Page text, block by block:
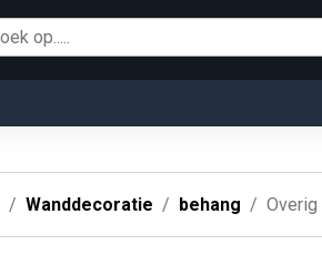
Wanddecoratie behang Overig